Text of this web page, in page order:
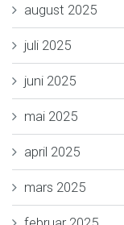
august 2025
juli 2025
juni 2025
mai 2025
april 2025
mars 2025